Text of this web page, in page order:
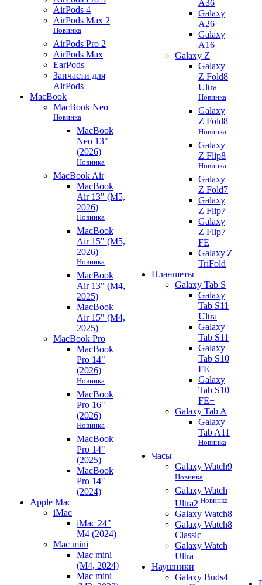
AirPods 4
AirPods Max 2
Новинка
AirPods Pro 2
AirPods Max
EarPods
Запчасти для
AirPods
MacBook
MacBook Neo
Новинка
MacBook
Neo 13"
(2026)
Новинка
MacBook Air
MacBook
Air 13" (M5,
2026)
Новинка
MacBook
Air 15" (M5,
2026)
Новинка
MacBook
Air 13" (M4,
2025)
MacBook
Air 15" (M4,
2025)
MacBook Pro
MacBook
Pro 14"
(2026)
Новинка
MacBook
Pro 16"
(2026)
Новинка
MacBook
Pro 14"
(2025)
MacBook
Pro 14"
(2024)
Apple Mac
iMac
iMac 24"
M4 (2024)
Mac mini
Mac mini
(M4, 2024)
Mac mini
A36
Galaxy
A26
Galaxy
A16
Galaxy Z
Galaxy
Z Fold8
Ultra
Новинка
Galaxy
Z Fold8
Новинка
Galaxy
Z Flip8
Новинка
Galaxy
Z Fold7
Galaxy
Z Flip7
Galaxy
Z Flip7
FE
Galaxy Z
TriFold
Планшеты
Galaxy Tab S
Galaxy
Tab S11
Ultra
Galaxy
Tab S11
Galaxy
Tab S10
FE
Galaxy
Tab S10
FE+
Galaxy Tab A
Galaxy
Tab A11
Новинка
Часы
Galaxy Watch9
Новинка
Galaxy Watch
Ultra2 Новинка
Galaxy Watch8
Galaxy Watch8
Classic
Galaxy Watch
Ultra
Наушники
Galaxy Buds4